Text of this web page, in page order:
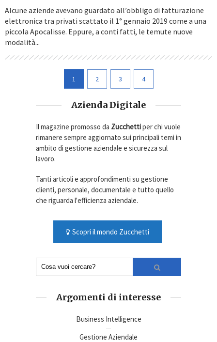
Alcune aziende avevano guardato all’obbligo di fatturazione
elettronica tra privati scattato il 1° gennaio 2019 come a una
piccola Apocalisse. Eppure, a conti fatti, le temute nuove
modalità...
1 2 3 4
Azienda Digitale
Il magazine promosso da Zucchettiper chi vuole
rimanere sempre aggiornato sui principali temi in
ambito di gestione aziendale e sicurezza sul
lavoro.
Tanti articoli e approfondimenti su gestione
clienti, personale, documentale e tutto quello
che riguarda l'efficienza aziendale.
Scopri il mondo Zucchetti
Argomenti di interesse
Business Intelligence
Gestione Aziendale